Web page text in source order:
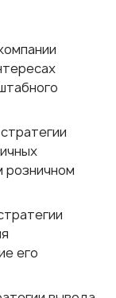
розничном
его